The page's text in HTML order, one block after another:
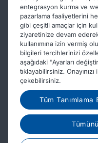
entegrasyon kurma ve
pazarlama faaliyetlerini
gibi çeşitli amaçlar için
ziyaretinize devam
kullanımına izin vermiş
bilgileri tercihlerinizi
aşağıdaki "Ayarları
tıklayabilirsiniz.
çekebilirsiniz.
Tüm